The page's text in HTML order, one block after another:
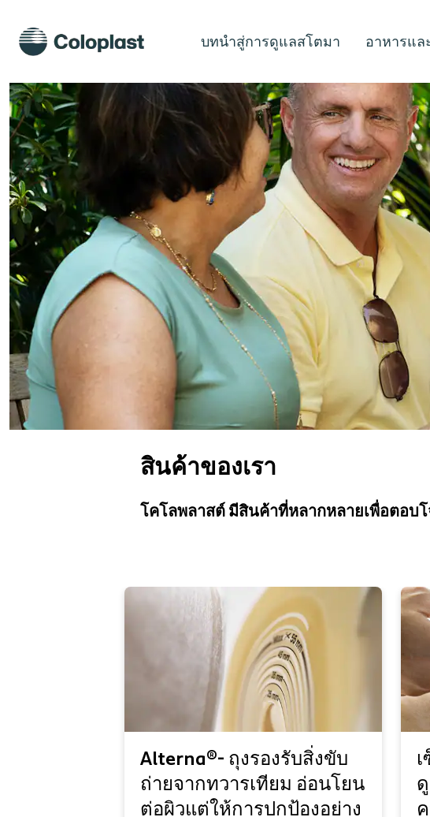
บทนำสู่การดูแลสโตมา อาหารแล
สินค้าของเรา
โคโลพลาสต์ มีสินค้าที่หลากหลายเพื่อตอบ
Alterna®- ถุงรองรับสิ่งขับ
ถ่ายจากทวารเทียม อ่อนโยน
ต่อผิวแต่ให้การปกป้องอย่าง